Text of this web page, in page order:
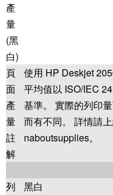
產
量
(黑
白)
頁
面
產
量
註
解
使用 HP Deskjet
平均值以 ISO/IEC
基準。 實際的列印
而有不同。 詳情請
naboutsupplies。
列
黑白